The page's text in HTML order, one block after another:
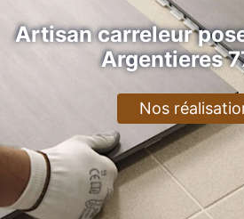
Artisan carreleur
Argentieres
Nos